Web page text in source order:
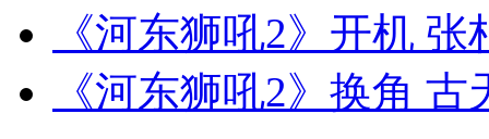
女孩北京地铁殴打老人 痛下狠手拳打脚踢
无痛分娩是否安全 医生回应
《河东狮吼2》开机
《河东狮吼2》换角